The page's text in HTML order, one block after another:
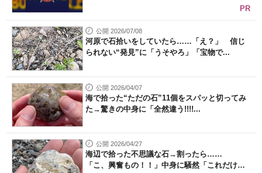
PR
公開 2026/07/08
河原で石拾いをしていたら……「え？」 信じ
られない“発見”に「うそやろ」「宝物で...
公開 2026/04/07
海で拾った“ただの石”11個をスパッと切ってみ
た→驚きの中身に「全然違う!!!!...
公開 2026/04/27
海辺で拾った不思議な石→割ったら……
「こ、興奮もの！！」中身に騒然「これだけ